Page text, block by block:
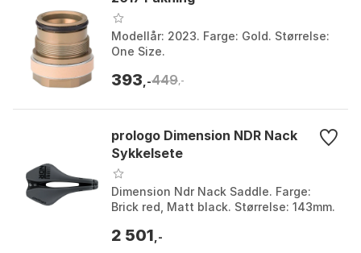
Modellår: 2023. Farge: Gold. Størrelse:
One Size.
393 ,-449,-
prologo Dimension NDR Nack
Sykkelsete
Dimension Ndr Nack Saddle. Farge:
Brick red, Matt black. Størrelse: 143mm.
2 501 ,-